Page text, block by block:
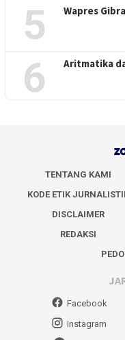
5 Wapres
6 Aritmatika
TENTANG KAMI
KODE ETIK
DISCLAIMER
REDAKSI
Facebook
Instagram